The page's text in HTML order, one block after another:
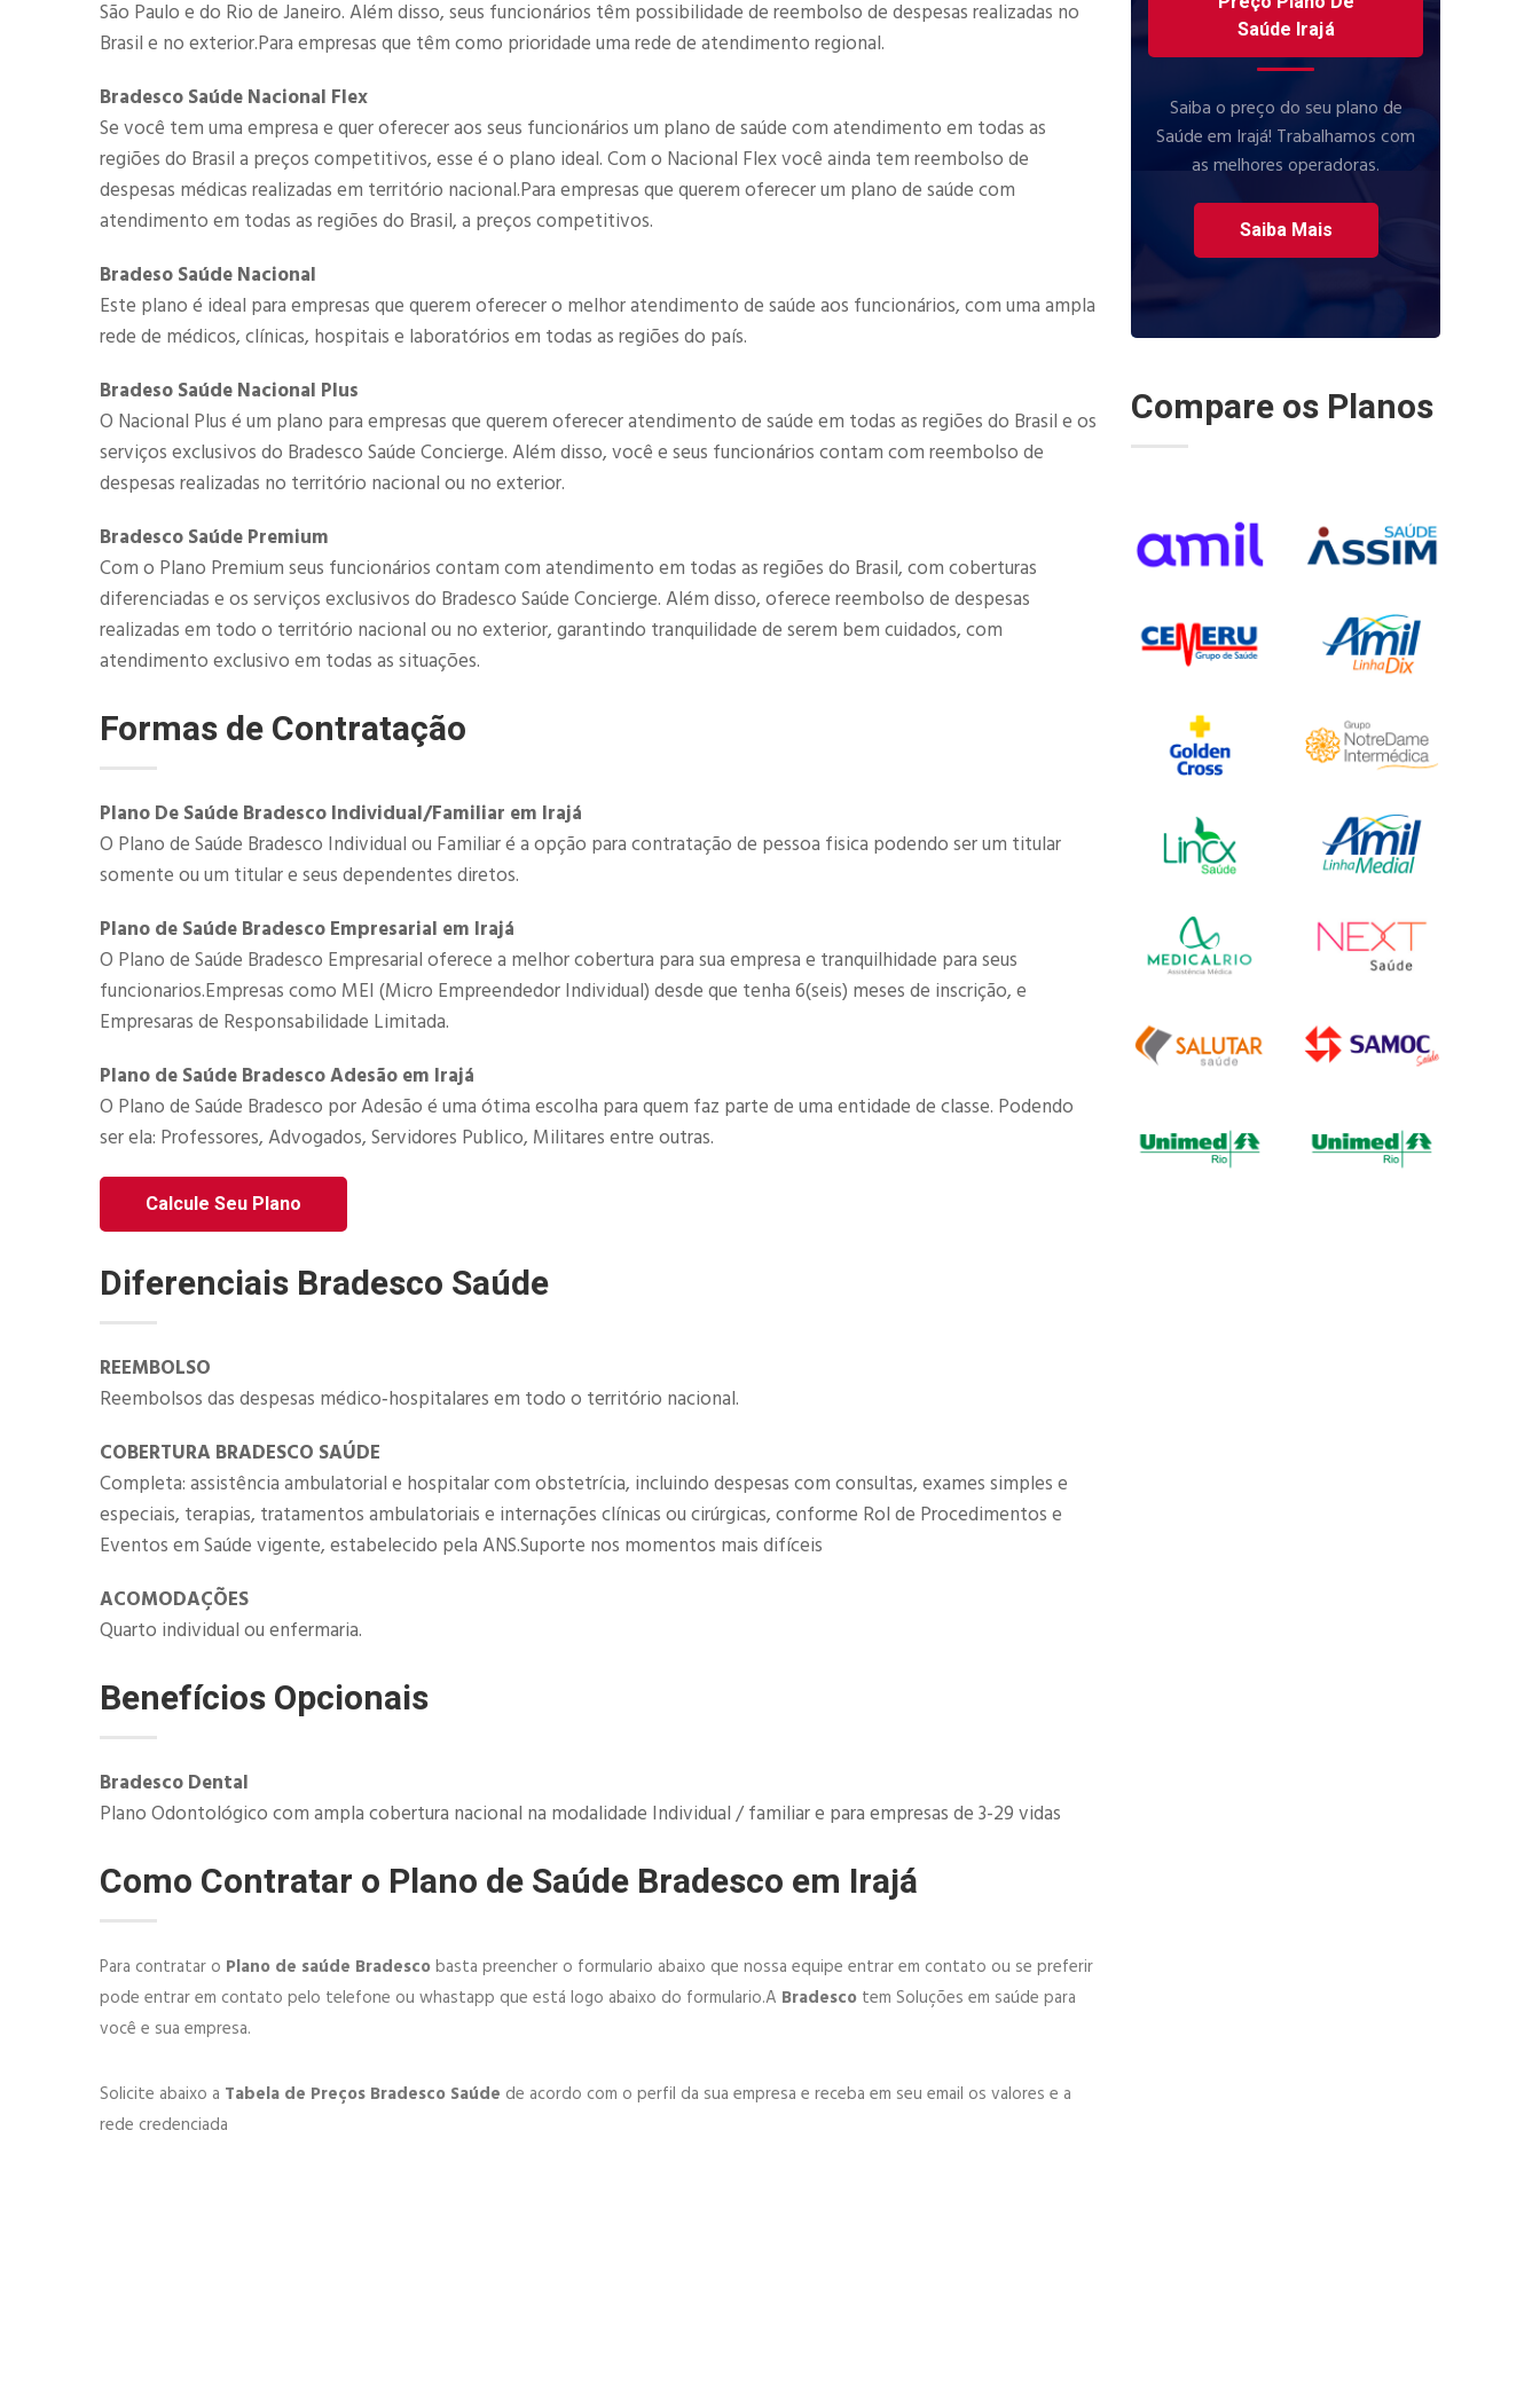
São Paulo e do Rio de Janeiro. Além disso, seus funcionários têm possibilidade de reembolso de despesas realizadas no
Brasil e no exterior.Para empresas que têm como prioridade uma rede de atendimento regional.​
Bradesco Saúde Nacional Flex
Se você tem uma empresa e quer oferecer aos seus funcionários um plano de saúde com atendimento em todas as
regiões do Brasil a preços competitivos, esse é o plano ideal. Com o Nacional Flex você ainda tem reembolso de
despesas médicas realizadas em território nacional.Para empresas que querem oferecer um plano de saúde com
atendimento em todas as regiões do Brasil, a preços competitivos.​
Bradeso Saúde Nacional
Este plano é ideal para empresas que querem oferecer o melhor atendimento de saúde aos funcionários, com uma ampla
rede de médicos, clínicas, hospitais e laboratórios em todas as regiões do país.
Bradeso Saúde Nacional Plus
O Nacional Plus é um plano para empresas que querem oferecer atendimento de saúde em todas as regiões do Brasil e os
serviços exclusivos do Bradesco Saúde Concierge. Além disso, você e seus funcionários contam com reembolso de
despesas realizadas no território nacional ou no exterior.
​​Bradesco Saúde Premium
Com o Plano Premium seus funcionários contam com atendimento em todas as regiões do Brasil, com coberturas
diferenciadas e os serviços exclusivos do Bradesco Saúde Concierge. Além disso, oferece reembolso de despesas
realizadas em todo o território nacional ou no exterior, garantindo tranquilidade de serem bem cuidados, com
atendimento exclusivo em todas as situações.
Formas de Contratação
Plano De Saúde Bradesco Individual/Familiar em Irajá
O Plano de Saúde Bradesco Individual ou Familiar é a opção para contratação de pessoa fisica podendo ser um titular
somente ou um titular e seus dependentes diretos.
Plano de Saúde Bradesco Empresarial em Irajá
O Plano de Saúde Bradesco Empresarial​ oferece a melhor cobertura para sua empresa e tranquilhidade para seus
funcionarios.Empresas como MEI (Micro Empreendedor Individual) desde que tenha 6(seis) meses de inscrição, e
Empresaras de Responsabilidade Limitada.​
Plano de Saúde Bradesco Adesão em Irajá
O Plano de Saúde Bradesco por Adesão é uma ótima escolha para quem faz parte de uma entidade de classe. Podendo
ser ela: Professores, Advogados, Servidores Publico, Militares entre outras.
Calcule Seu Plano
Diferenciais Bradesco Saúde
REEMBOLSO
Reembolsos das despesas médico‐hospitalares em todo o território nacional.
COBERTURA BRADESCO SAÚDE
Completa: assistência ambulatorial e hospitalar com obstetrícia, incluindo despesas com consultas, exames simples e
especiais, terapias, tratamentos ambulatoriais e internações clínicas ou cirúrgicas, conforme Rol de Procedimentos e
Eventos em Saúde vigente, estabelecido pela ANS.Suporte nos momentos mais difíceis​
ACOMODAÇÕES
Quarto individual ou enfermaria.
Benefícios Opcionais
​Bradesco Dental
Plano Odontológico com ampla cobertura nacional na modalidade Individual / familiar e para empresas de 3-29 vidas
Como Contratar o Plano de Saúde Bradesco em Irajá
Para contratar o Plano de saúde Bradescobasta preencher o formulario abaixo que nossa equipe entrar em contato ou se preferir
pode entrar em contato pelo telefone ou whastapp que está logo abaixo do formulario.A Bradesco tem Soluções em saúde para
você e sua empresa.
Solicite abaixo a Tabela de Preços Bradesco Saúde de acordo com o perfil da sua empresa e receba em seu email os valores e a
rede credenciada
Saúde Irajá
Saiba o preço do seu plano de
Saúde em Irajá! Trabalhamos com
as melhores operadoras.
Saiba Mais
Compare os Planos